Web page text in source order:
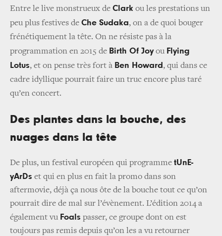
Entre le live monstrueux de Clark ou les prestations un
peu plus festives de Che Sudaka, on a de quoi bouger
frénétiquement la tête. On ne résiste pas à la
programmation en 2015 de Birth Of Joyou Flying
Lotus, et on pense très fort à Ben Howard , qui dans ce
cadre idyllique pourrait faire un truc encore plus taré
qu’en concert.
Des plantes dans la bouche, des
nuages dans la tête
De plus, un festival européen qui programme tUnE-
yArDs et qui en plus en fait la promo dans son
aftermovie, déjà ça nous ôte de la bouche tout ce qu’on
pourrait dire de mal sur l’évènement. L’édition 2014 a
également vu Foals passer, ce groupe dont on est
toujours pas remis depuis qu’on les a vu retourner